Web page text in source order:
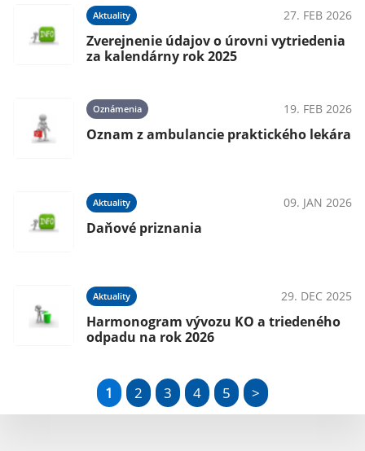
Aktuality 27. FEB 2026
Zverejnenie údajov o úrovni vytriedenia
za kalendárny rok 2025
Oznámenia 19. FEB 2026
Oznam z ambulancie praktického lekára
Aktuality 09. JAN 2026
Daňové priznania
Aktuality 29. DEC 2025
Harmonogram vývozu KO a triedeného
odpadu na rok 2026
1 2 3 4 5 >